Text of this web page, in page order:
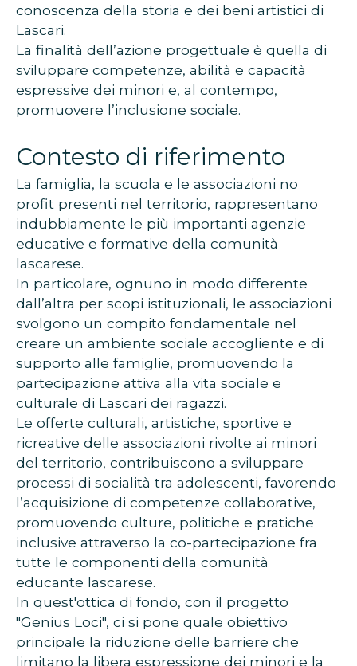
conoscenza della storia e dei beni artistici di
Lascari.
La finalità dell’azione progettuale è quella di
sviluppare competenze, abilità e capacità
espressive dei minori e, al contempo,
promuovere l’inclusione sociale.
Contesto di riferimento
La famiglia, la scuola e le associazioni no
profit presenti nel territorio, rappresentano
indubbiamente le più importanti agenzie
educative e formative della comunità
lascarese.
In particolare, ognuno in modo differente
dall’altra per scopi istituzionali, le associazioni
svolgono un compito fondamentale nel
creare un ambiente sociale accogliente e di
supporto alle famiglie, promuovendo la
partecipazione attiva alla vita sociale e
culturale di Lascari dei ragazzi.
Le offerte culturali, artistiche, sportive e
ricreative delle associazioni rivolte ai minori
del territorio, contribuiscono a sviluppare
processi di socialità tra adolescenti, favorendo
l’acquisizione di competenze collaborative,
promuovendo culture, politiche e pratiche
inclusive attraverso la co-partecipazione fra
tutte le componenti della comunità
educante lascarese.
In quest'ottica di fondo, con il progetto
"Genius Loci", ci si pone quale obiettivo
principale la riduzione delle barriere che
limitano la libera espressione dei minori e la